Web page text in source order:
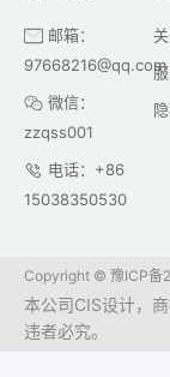
邮箱：
97668216@qq.com
微信：
zzqss001
电话：+86
15038350530
Copyright © 豫ICP
本公司CIS设计，
违者必究。